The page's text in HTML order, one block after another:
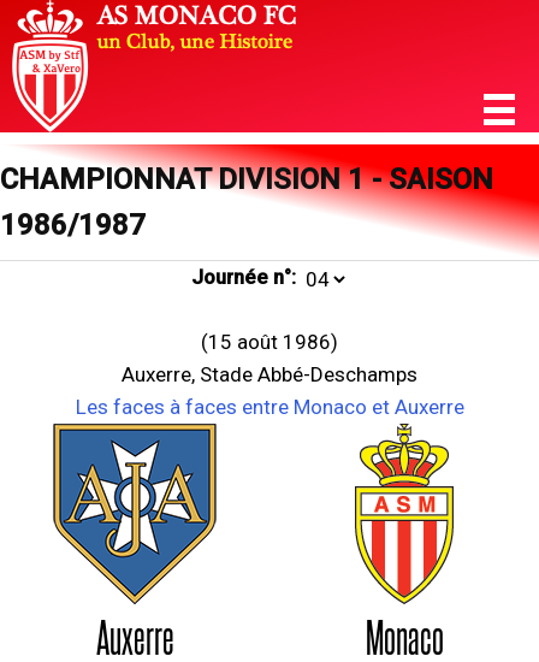
CHAMPIONNAT DIVISION 1 - SAISON
1986/1987
Journée n°:
(15 août 1986)
Auxerre, Stade Abbé-Deschamps
Les faces à faces entre Monaco et Auxerre
Auxerre Monaco